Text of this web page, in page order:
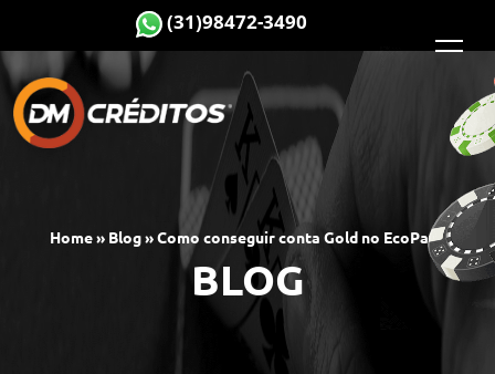
(31)98472-3490
HOME
SOBRE
DEPOIMENTOS
BLOG
Home » Blog » Como conseguir conta Gold no EcoPayz
BLOG